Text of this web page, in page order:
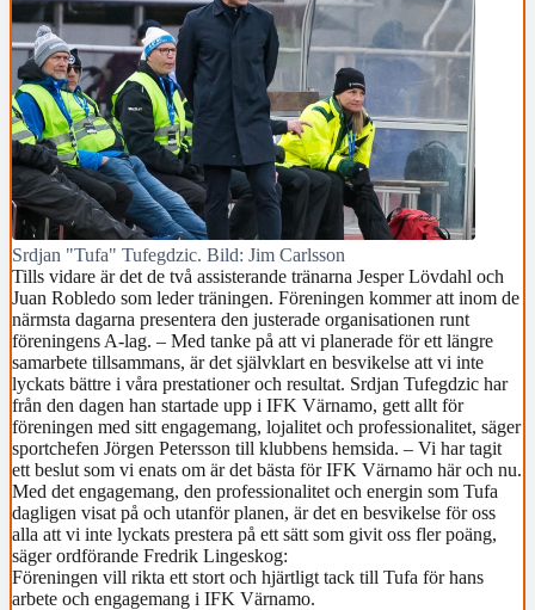
Srdjan "Tufa" Tufegdzic. Bild: Jim Carlsson
Tills vidare är det de två assisterande tränarna Jesper Lövdahl och
Juan Robledo som leder träningen. Föreningen kommer att inom de
närmsta dagarna presentera den justerade organisationen runt
föreningens A-lag. – Med tanke på att vi planerade för ett längre
samarbete tillsammans, är det självklart en besvikelse att vi inte
lyckats bättre i våra prestationer och resultat. Srdjan Tufegdzic har
från den dagen han startade upp i IFK Värnamo, gett allt för
föreningen med sitt engagemang, lojalitet och professionalitet, säger
sportchefen Jörgen Petersson till klubbens hemsida. – Vi har tagit
ett beslut som vi enats om är det bästa för IFK Värnamo här och nu.
Med det engagemang, den professionalitet och energin som Tufa
dagligen visat på och utanför planen, är det en besvikelse för oss
alla att vi inte lyckats prestera på ett sätt som givit oss fler poäng,
säger ordförande Fredrik Lingeskog:
Föreningen vill rikta ett stort och hjärtligt tack till Tufa för hans
arbete och engagemang i IFK Värnamo.